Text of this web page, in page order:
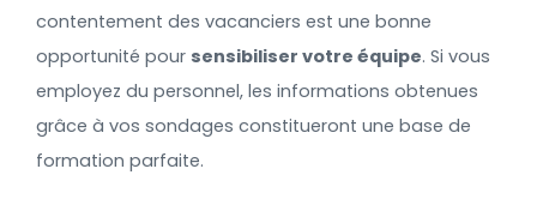
contentement des vacanciers est une bonne
opportunité pour sensibiliser votre équipe. Si vous
employez du personnel, les informations obtenues
grâce à vos sondages constitueront une base de
formation parfaite.